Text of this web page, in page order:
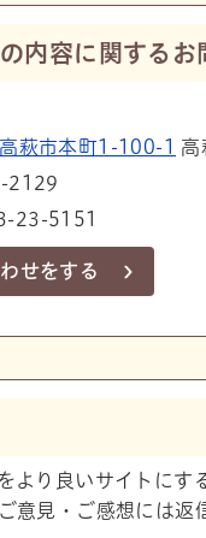
内容に関するお
萩市本町1-100-1
高
2129
23-5151
せをする
より良いサイトに
意見・ご感想には返